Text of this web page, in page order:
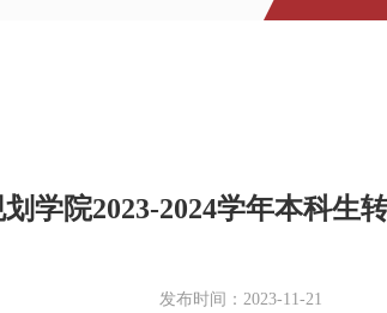
学院2023-2024学年本科生
发布时间：2023-11-21